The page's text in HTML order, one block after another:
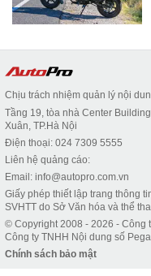
Chịu trách nhiệm quản lý nội
Tầng 19, tòa nhà Center
Xuân, TP.Hà Nội
Điện thoại: 024 7309 5555
Liên hệ quảng cáo:
Email: info@autopro.com.vn
Giấy phép thiết lập trang thông
SVHTT do Sở Văn hóa và thể
© Copyright 2008 - 2026 - Công
Công ty TNHH Nội dung số Pega
Chính sách bảo mật